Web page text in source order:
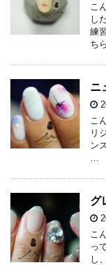
こ
し
練
ち
ニ
こ
リ
ン
グ
こ
っ
し